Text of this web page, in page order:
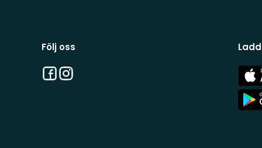
Följ oss
Facebook
Instagram
App
Store
App
Store